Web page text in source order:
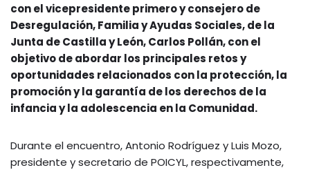
con el vicepresidente primero y consejero de
Desregulación, Familia y Ayudas Sociales, de la
Junta de Castilla y León, Carlos Pollán, con el
objetivo de abordar los principales retos y
oportunidades relacionados con la protección, la
promoción y la garantía de los derechos de la
infancia y la adolescencia en la Comunidad.
Durante el encuentro, Antonio Rodríguez y Luis Mozo,
presidente y secretario de POICYL, respectivamente,